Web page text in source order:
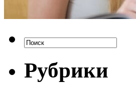
Рубрики